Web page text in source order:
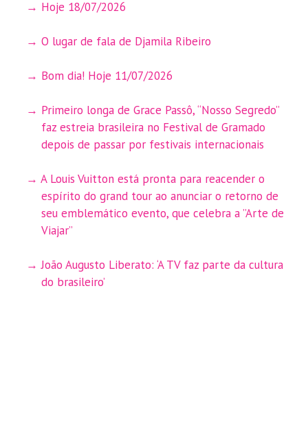
Hoje 18/07/2026
O lugar de fala de Djamila Ribeiro
Bom dia! Hoje 11/07/2026
Primeiro longa de Grace Passô, “Nosso Segredo”
faz estreia brasileira no Festival de Gramado
depois de passar por festivais internacionais
A Louis Vuitton está pronta para reacender o
espírito do grand tour ao anunciar o retorno de
seu emblemático evento, que celebra a ”Arte de
Viajar”
João Augusto Liberato: ‘A TV faz parte da cultura
do brasileiro’